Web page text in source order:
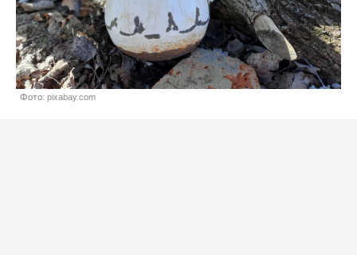
Фото: pixabay.com